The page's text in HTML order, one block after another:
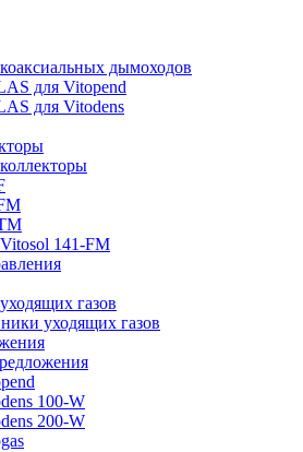
дымоходов
для Vitopend
для Vitodens
141-FM
газов
уходящих газов
100-W
200-W